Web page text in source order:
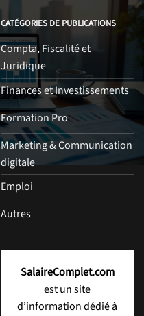
CATÉGORIES DE PUBLICATIONS
Compta, Fiscalité et
Juridique
Finances et Investissements
Formation Pro
Marketing & Communication
digitale
Emploi
Autres
SalaireComplet.com
est un site
d’information dédié à